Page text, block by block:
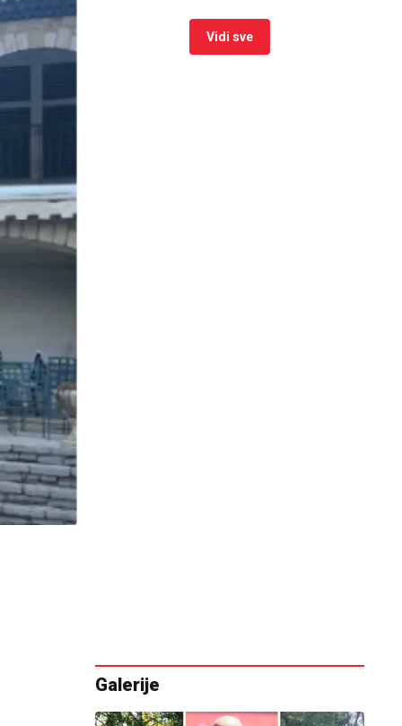
Vidi sve
Galerije